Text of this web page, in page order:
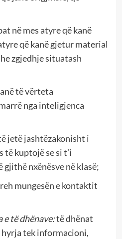
në mes atyre që kanë
që kanë gjetur material
zgjedhje situatash
të vërteta
nga inteligjenca
jetë jashtëzakonisht i
të kuptojë se si t’i
nxënësve në klasë;
mungesën e kontaktit
e të dhënave:të dhënat
hyrja tek informacioni,